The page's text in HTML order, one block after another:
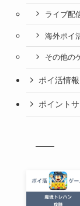
ライブ配
海外ポイ
その他の
ポイ活情報
ポイント